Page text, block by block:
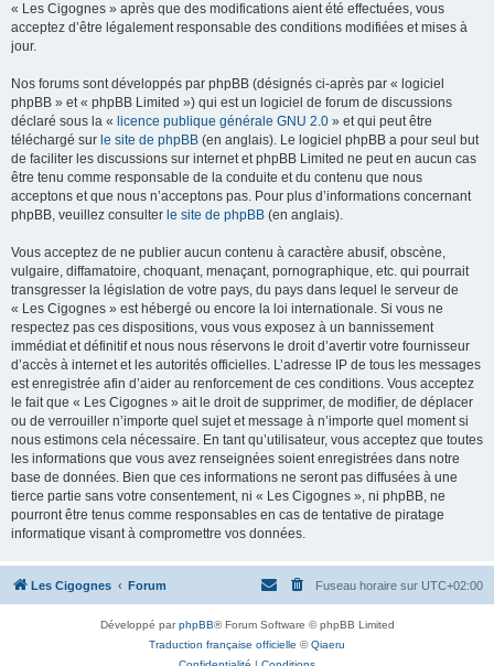
« Les Cigognes » après que des modifications aient été effectuées, vous
acceptez d’être légalement responsable des conditions modifiées et mises à
jour.
Nos forums sont développés par phpBB (désignés ci-après par « logiciel
phpBB » et « phpBB Limited ») qui est un logiciel de forum de discussions
déclaré sous la « licence publique générale GNU 2.0 » et qui peut être
téléchargé sur le site de phpBB (en anglais). Le logiciel phpBB a pour seul but
de faciliter les discussions sur internet et phpBB Limited ne peut en aucun cas
être tenu comme responsable de la conduite et du contenu que nous
acceptons et que nous n’acceptons pas. Pour plus d’informations concernant
phpBB, veuillez consulter le site de phpBB (en anglais).
Vous acceptez de ne publier aucun contenu à caractère abusif, obscène,
vulgaire, diffamatoire, choquant, menaçant, pornographique, etc. qui pourrait
transgresser la législation de votre pays, du pays dans lequel le serveur de
« Les Cigognes » est hébergé ou encore la loi internationale. Si vous ne
respectez pas ces dispositions, vous vous exposez à un bannissement
immédiat et définitif et nous nous réservons le droit d’avertir votre fournisseur
d’accès à internet et les autorités officielles. L’adresse IP de tous les messages
est enregistrée afin d’aider au renforcement de ces conditions. Vous acceptez
le fait que « Les Cigognes » ait le droit de supprimer, de modifier, de déplacer
ou de verrouiller n’importe quel sujet et message à n’importe quel moment si
nous estimons cela nécessaire. En tant qu’utilisateur, vous acceptez que toutes
les informations que vous avez renseignées soient enregistrées dans notre
base de données. Bien que ces informations ne seront pas diffusées à une
tierce partie sans votre consentement, ni « Les Cigognes », ni phpBB, ne
pourront être tenus comme responsables en cas de tentative de piratage
informatique visant à compromettre vos données.
Les Cigognes Forum Fuseau horaire sur UTC+02:00
Développé parphpBB® Forum Software © phpBB Limited
Traduction française officielle ©Qiaeru